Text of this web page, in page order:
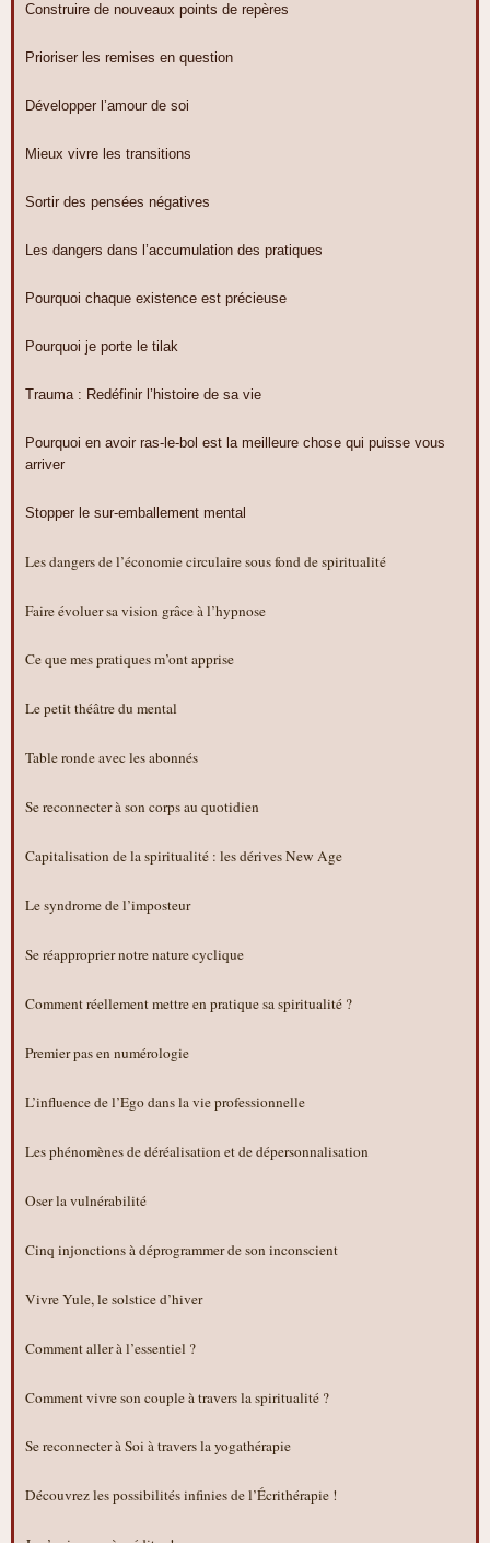
Construire de nouveaux points de repères
Prioriser les remises en question
Développer l’amour de soi
Mieux vivre les transitions
Sortir des pensées négatives
Les dangers dans l’accumulation des pratiques
Pourquoi chaque existence est précieuse
Pourquoi je porte le tilak
Trauma : Redéfinir l’histoire de sa vie
Pourquoi en avoir ras-le-bol est la meilleure chose qui puisse vous
arriver
Stopper le sur-emballement mental
Les dangers de l’économie circulaire sous fond de spiritualité
Faire évoluer sa vision grâce à l’hypnose
Ce que mes pratiques m’ont apprise
Le petit théâtre du mental
Table ronde avec les abonnés
Se reconnecter à son corps au quotidien
Capitalisation de la spiritualité : les dérives New Age
Le syndrome de l’imposteur
Se réapproprier notre nature cyclique
Comment réellement mettre en pratique sa spiritualité ?
Premier pas en numérologie
L’influence de l’Ego dans la vie professionnelle
Les phénomènes de déréalisation et de dépersonnalisation
Oser la vulnérabilité
Cinq injonctions à déprogrammer de son inconscient
Vivre Yule, le solstice d’hiver
Comment aller à l’essentiel ?
Comment vivre son couple à travers la spiritualité ?
Se reconnecter à Soi à travers la yogathérapie
Découvrez les possibilités infinies de l’Écrithérapie !